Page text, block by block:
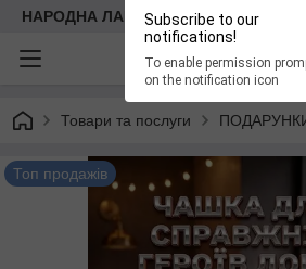
Subscribe to our
notifications!
To enable permission
on the notification icon
НАРОДНА ЛАВКА
Товари та послуги
Топ продажів